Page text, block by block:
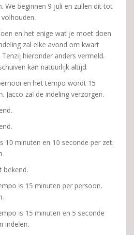
We beginnen 9 juli en zullen dit tot
en het enige wat je moet doen
zal elke avond om kwart
hieronder anders vermeld.
kan natuurlijk altijd.
en het tempo wordt 15
Jacco zal de indeling verzorgen.
10 minuten en 10 seconde per zet.
bekend.
is 15 minuten per persoon.
is 15 minuten en 5 seconde
indelen.